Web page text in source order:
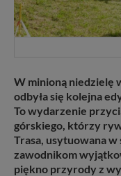
W minioną niedzielę
odbyła się kolejna
To wydarzenie
górskiego, którzy
Trasa, usytuowana
zawodnikom
piękno przyrody z